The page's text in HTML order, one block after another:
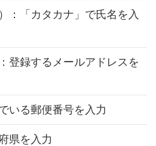
：「カタカナ」で氏名を入
登録するメールアドレスを
いる郵便番号を入力
県を入力